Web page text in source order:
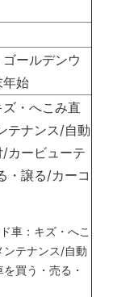
ールデンウ
年始
・へこみ直
テナンス/自動
カービューテ
・譲る/カーコ
車：キズ・へこ
テナンス/自動
買う・売る・